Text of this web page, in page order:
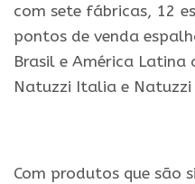
com sete fábricas, 12
pontos de venda
Brasil e América
Natuzzi Italia e Natuzzi
Com produtos que são